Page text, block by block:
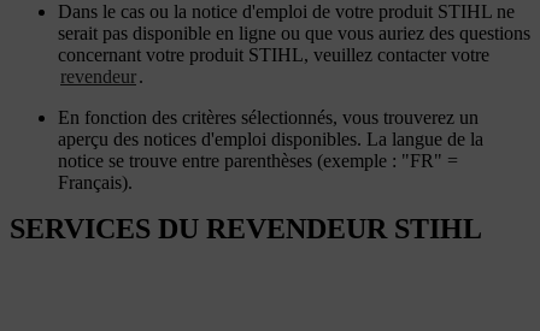
Dans le cas ou la notice d'emploi de votre produit STIHL ne
serait pas disponible en ligne ou que vous auriez des questions
concernant votre produit STIHL, veuillez contacter votre
revendeur.
En fonction des critères sélectionnés, vous trouverez un
aperçu des notices d'emploi disponibles. La langue de la
notice se trouve entre parenthèses (exemple : "FR" =
Français).
SERVICES DU REVENDEUR STIHL